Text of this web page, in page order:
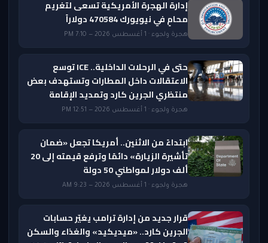
إدارة الهجرة الأمريكية تسعى لتغريم
محامٍ في نيويورك 470584 دولاراً
هجرة ولجوء · 1 أغسطس 2026 — 7:10 PM
حتى في الرحلات الداخلية.. ICE توسع
الاعتقالات داخل المطارات وتستهدف بعض
منتظري الجرين كارد وتمديد الإقامة
هجرة ولجوء · 1 أغسطس 2026 — 12:51 PM
ابتداءً من الاثنين.. أمريكا تجعل «ضمان
تأشيرة الزيارة» دائمًا وترفع قيمته إلى 20
ألف دولار لمواطني 50 دولة
هجرة ولجوء · 1 أغسطس 2026 — 9:23 AM
قرار جديد من إدارة ترامب يغيّر حسابات
الجرين كارد.. «ميديكيد» والغذاء والسكن